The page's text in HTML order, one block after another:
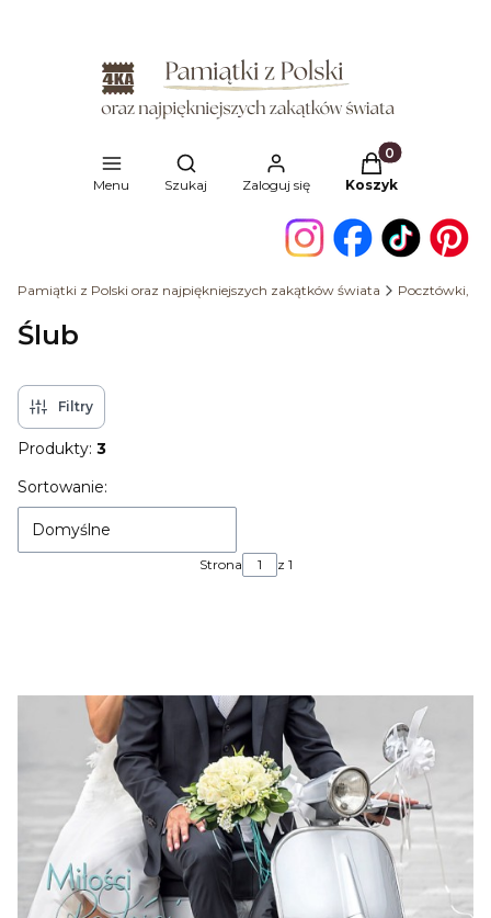
Menu
Otwórz wyszukiwarkę
Szukaj Zaloguj się
Produkty w
Koszyk
Pamiątki z Polski oraz najpiękniejszych zakątków świata Pocztówki,
Ślub
Filtry
Produkty: 3
Lista produktów
Sortowanie:
Domyślne
Strona z 1